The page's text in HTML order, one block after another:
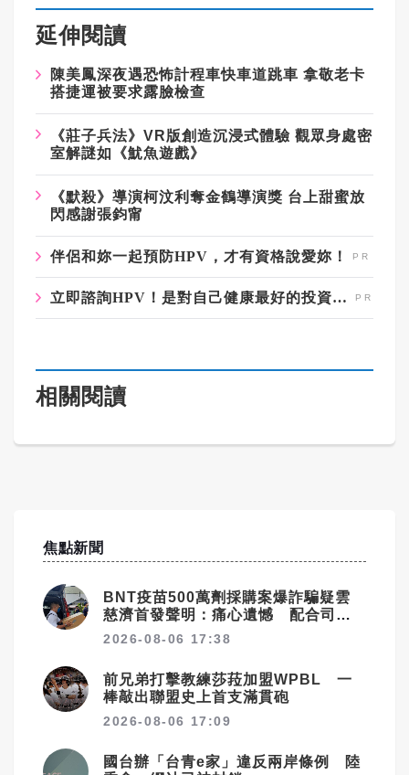
延伸閱讀
陳美鳳深夜遇恐怖計程車快車道跳車 拿敬老卡
搭捷運被要求露臉檢查
《莊子兵法》 VR版創造沉浸式體驗 觀眾身處密
室解謎如《魷魚遊戲》
《默殺》導演柯汶利奪金鶴導演獎 台上甜蜜放
閃感謝張鈞甯
伴侶和妳一起預防HPV，才有資格說愛妳！
立即諮詢HPV！是對自己健康最好的投資，把握現在不嫌晚！
相關閱讀
焦點新聞
BNT疫苗500萬劑採購案爆詐騙疑雲
慈濟首發聲明：痛心遺憾 配合司法
將追究權益
2026-08-06 17:38
前兄弟打擊教練莎菈加盟WPBL 一
棒敲出聯盟史上首支滿貫砲
2026-08-06 17:09
國台辦「台青e家」違反兩岸條例 陸